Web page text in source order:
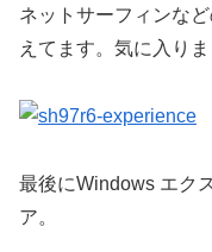
ネットサーフィンな
えてます。気に入りま
最後にWindows エク
ア。